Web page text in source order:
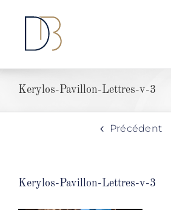
Kerylos-Pavillon-Lettres-v-3
Précédent
Kerylos-Pavillon-Lettres-v-3